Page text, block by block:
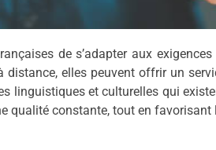
de s’adapter aux
elles peuvent offrir un
linguistiques et culturelles qui
qualité constante, tout en favorisant